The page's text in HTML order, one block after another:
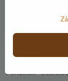
Otváracie
Predajňa
Pondelok - Utorok: